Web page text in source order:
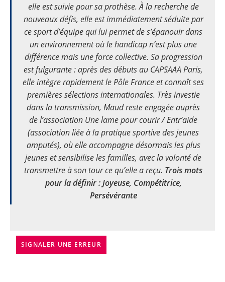
elle est suivie pour sa prothèse. À la recherche de
nouveaux défis, elle est immédiatement séduite par
ce sport d’équipe qui lui permet de s’épanouir dans
un environnement où le handicap n’est plus une
différence mais une force collective. Sa progression
est fulgurante : après des débuts au CAPSAAA Paris,
elle intègre rapidement le Pôle France et connaît ses
premières sélections internationales. Très investie
dans la transmission, Maud reste engagée auprès
de l’association Une lame pour courir / Entr’aide
(association liée à la pratique sportive des jeunes
amputés), où elle accompagne désormais les plus
jeunes et sensibilise les familles, avec la volonté de
transmettre à son tour ce qu’elle a reçu. Trois mots
pour la définir : Joyeuse, Compétitrice,
Persévérante
SIGNALER UNE ERREUR